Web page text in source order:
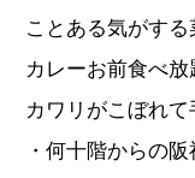
ことある気がする
カレーお前食べ
カワリがこぼれて
・何十階からの